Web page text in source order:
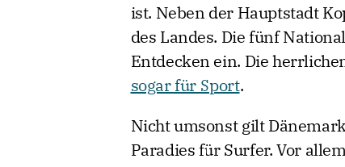
ist. Neben der Hauptstadt
des Landes. Die fünf
Entdecken ein. Die
sogar für Sport.
Nicht umsonst gilt
Paradies für Surfer. Vor